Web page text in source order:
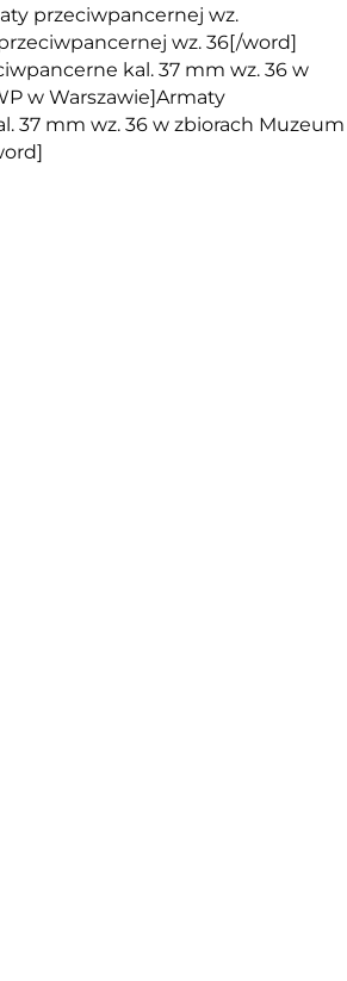
przeciwpancernej wz.
wz. 36[/word]
kal. 37 mm wz. 36 w
w Warszawie]Armaty
37 mm wz. 36 w zbiorach Muzeum